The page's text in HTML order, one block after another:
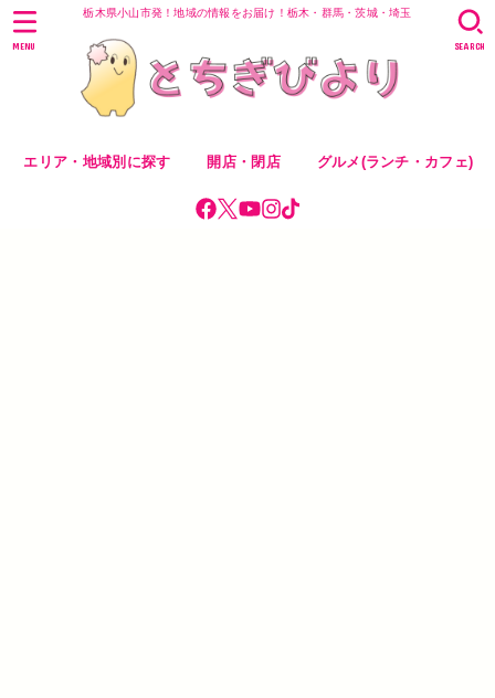
栃木県小山市発！地域の情報をお届け！栃木・群馬・茨城・埼玉
エリア・地域別に探す 開店・閉店 グルメ(ランチ・カフェ)
SEARCH
MENU